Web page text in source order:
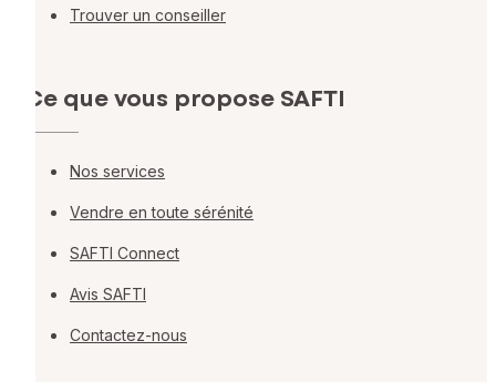
Trouver un conseiller
Ce que vous propose SAFTI
Nos services
Vendre en toute sérénité
SAFTI Connect
Avis SAFTI
Contactez-nous